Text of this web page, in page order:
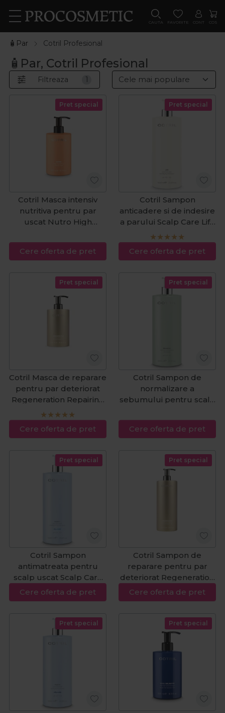
CAUTA FAVORITE CONT COS
🧴Par Cotril Profesional
🧴Par, Cotril Profesional
Filtreaza 1
Pret special
Cotril Masca intensiv
nutritiva pentru par
uscat Nutro High
500ml
Cere oferta de pret
Pret special
Cotril Sampon
anticadere si de indesire
a parului Scalp Care Life
1000ml
Cere oferta de pret
Pret special
Cotril Masca de reparare
pentru par deteriorat
Regeneration Repairing
Treatment 500ml
Cere oferta de pret
Pret special
Cotril Sampon de
normalizare a
sebumului pentru scalp
1000ml
Cere oferta de pret
Pret special
Cotril Sampon
antimatreata pentru
scalp uscat Scalp Care
Purity Dry 1000ml
Cere oferta de pret
Pret special
Cotril Sampon de
reparare pentru par
deteriorat Regeneration
1000ml
Cere oferta de pret
Pret special Pret special